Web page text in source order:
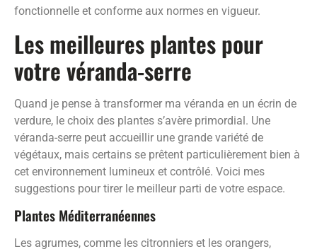
fonctionnelle et conforme aux normes en vigueur.
Les meilleures plantes pour
votre véranda-serre
Quand je pense à transformer ma véranda en un écrin de
verdure, le choix des plantes s’avère primordial. Une
véranda-serre peut accueillir une grande variété de
végétaux, mais certains se prêtent particulièrement bien à
cet environnement lumineux et contrôlé. Voici mes
suggestions pour tirer le meilleur parti de votre espace.
Plantes Méditerranéennes
Les agrumes, comme les citronniers et les orangers,